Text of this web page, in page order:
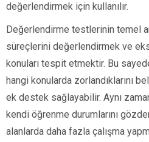
değerlendirmek için kullanılır.
Değerlendirme testlerinin temel
süreçlerini değerlendirmek ve
konuları tespit etmektir. Bu
hangi konularda zorlandıklarını
ek destek sağlayabilir. Aynı
kendi öğrenme durumlarını
alanlarda daha fazla çalışma